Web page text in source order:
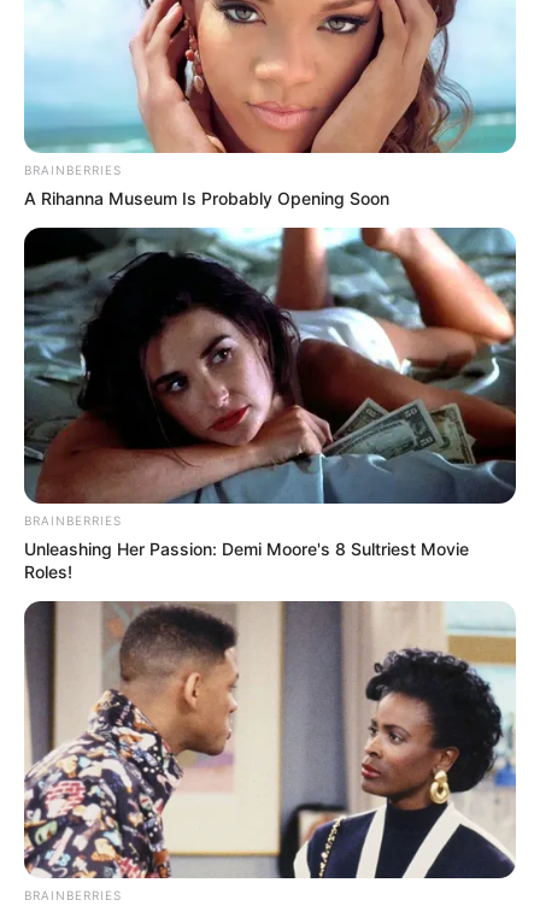
BRAINBERRIES
A Rihanna Museum Is Probably Opening Soon
BRAINBERRIES
Unleashing Her Passion: Demi Moore's 8 Sultriest Movie
Roles!
BRAINBERRIES